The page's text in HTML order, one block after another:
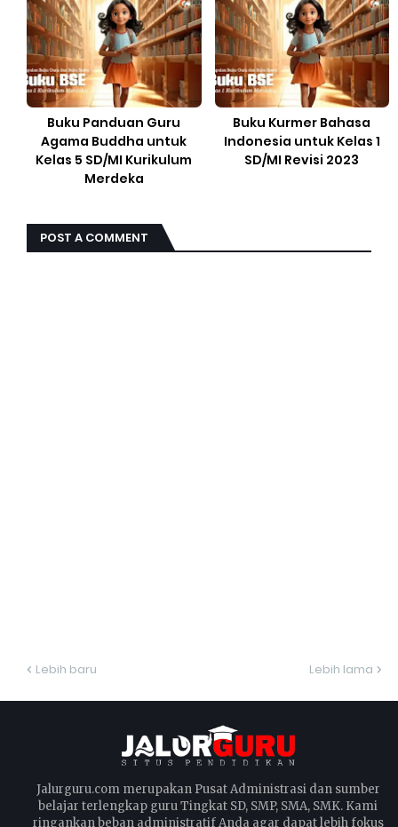
Buku Panduan Guru
Agama Buddha untuk
Kelas 5 SD/MI Kurikulum
Merdeka
Buku Kurmer Bahasa
Indonesia untuk Kelas 1
SD/MI Revisi 2023
POST A COMMENT
Lebih baru Lebih lama
Jalurguru.com merupakan Pusat Administrasi dan sumber
belajar terlengkap guru Tingkat SD, SMP, SMA, SMK. Kami
ringankan beban administratif Anda agar dapat lebih fokus